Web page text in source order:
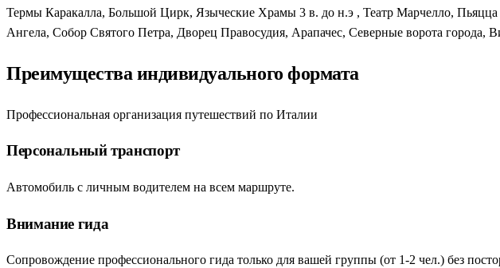
Термы Каракалла, Большой Цирк, Языческие Храмы 3 в. до н.э , Театр Марчелло,
Ангела, Собор Святого Петра, Дворец Правосудия, Арапачес, Северные ворота
Преимущества индивидуального формата
Профессиональная организация путешествий по Италии
Персональный транспорт
Автомобиль с личным водителем на всем маршруте.
Внимание гида
Сопровождение профессионального гида только для вашей группы (от 1-2 чел.) без